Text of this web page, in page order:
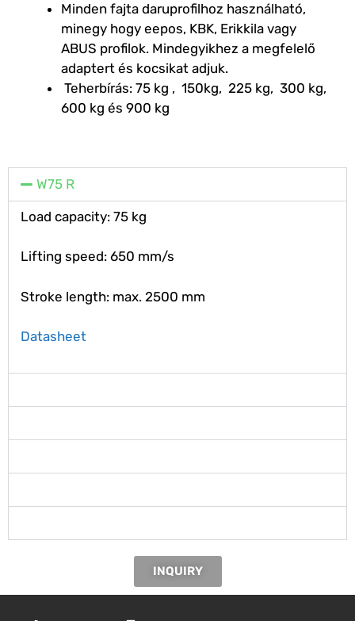
Minden fajta daruprofilhoz használható,
minegy hogy eepos, KBK, Erikkila vagy
ABUS profilok. Mindegyikhez a megfelelő
adaptert és kocsikat adjuk.
Teherbírás: 75 kg , 150kg, 225 kg, 300 kg,
600 kg és 900 kg
W75 R
Load capacity: 75 kg
Lifting speed: 650 mm/s
Stroke length: max. 2500 mm
Datasheet
INQUIRY